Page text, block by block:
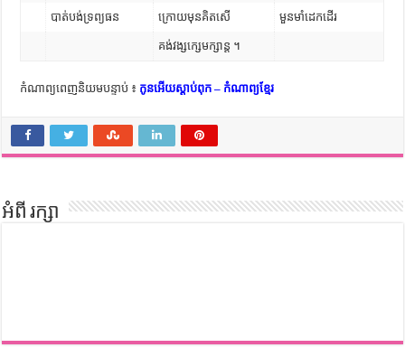
បាត់បង់ទ្រព្យធន ក្រោយមុនគិតសើ មួនមាំដេកដើរ
គង់វង្សក្សេមក្សាន្ត ។
កំណាព្យពេញនិយមបន្ទាប់ ៖ កូនអើយស្តាប់ពុក – កំណាព្យខ្មែរ
អំពី រក្សា